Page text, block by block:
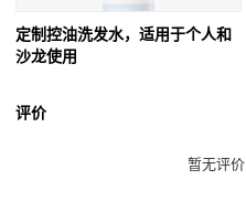
定制控油洗发水，适用于个人和
沙龙使用
评价
暂无评价